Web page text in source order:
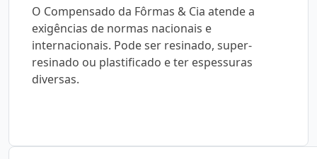
O Compensado da Fôrmas & Cia atende a
exigências de normas nacionais e
internacionais. Pode ser resinado, super-
resinado ou plastificado e ter espessuras
diversas.